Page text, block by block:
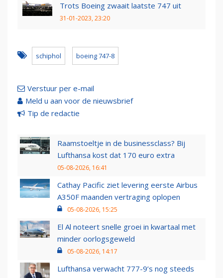
Trots Boeing zwaait laatste 747 uit
31-01-2023, 23:20
schiphol boeing 747-8
Verstuur per e-mail
Meld u aan voor de nieuwsbrief
Tip de redactie
Raamstoeltje in de businessclass? Bij
Lufthansa kost dat 170 euro extra
05-08-2026, 16:41
Cathay Pacific ziet levering eerste Airbus
A350F maanden vertraging oplopen
05-08-2026, 15:25
El Al noteert snelle groei in kwartaal met
minder oorlogsgeweld
05-08-2026, 14:17
Lufthansa verwacht 777-9’s nog steeds